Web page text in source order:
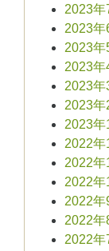
2023年
2023年
2023年
2023年
2023年
2023年
2023年
2022年
2022年
2022年
2022年
2022年
2022年